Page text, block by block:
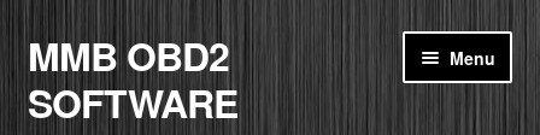
Aller
à
la
Aller
au
contenu
MMB OBD2
SOFTWARE
Menu